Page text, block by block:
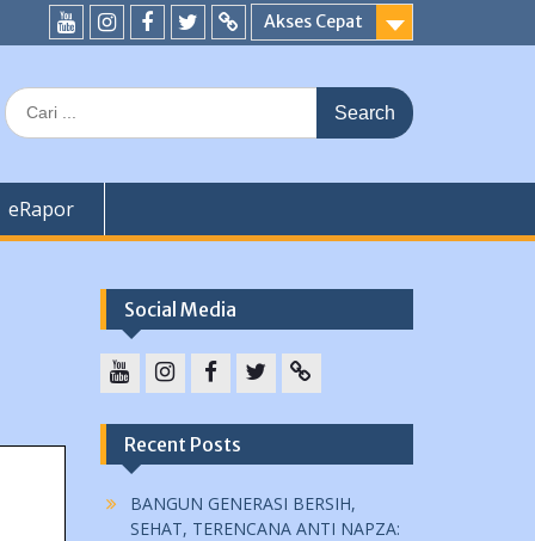
Akses Cepat
YouTubeinstagram
Facebook
Twittertiktok
Search
for:
eRapor
Social Media
Recent Posts
BANGUN GENERASI BERSIH,
SEHAT, TERENCANA ANTI NAPZA: